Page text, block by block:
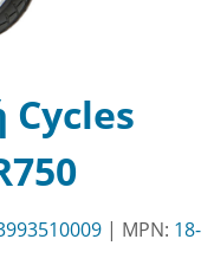
| MPN: 18-